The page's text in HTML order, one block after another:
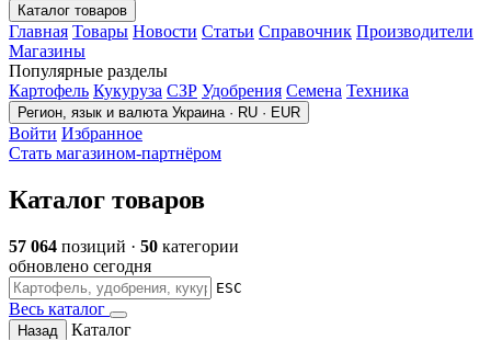
Каталог товаров
Главная Товары Новости Статьи Справочник Производители
Магазины
Популярные разделы
Картофель Кукуруза СЗР Удобрения Семена Техника
Регион, язык и валюта Украина · RU · EUR
Войти Избранное
Стать магазином-партнёром
Каталог товаров
57 064 позиций · 50 категории
обновлено сегодня
ESC
Весь каталог
Назад
Каталог